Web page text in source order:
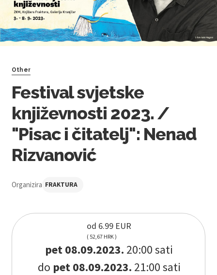
Other
Festival svjetske
književnosti 2023. /
"Pisac i čitatelj": Nenad
Rizvanović
Organizira FRAKTURA
od 6.99 EUR
( 52,67 HRK )
pet 08.09.2023. 20:00 sati
do pet 08.09.2023. 21:00 sati